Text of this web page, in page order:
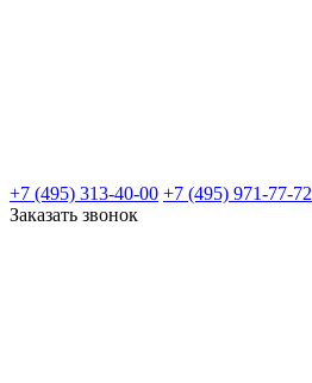
+7 (495) 313-40-00 +7 (495) 971-77-72
Заказать звонок